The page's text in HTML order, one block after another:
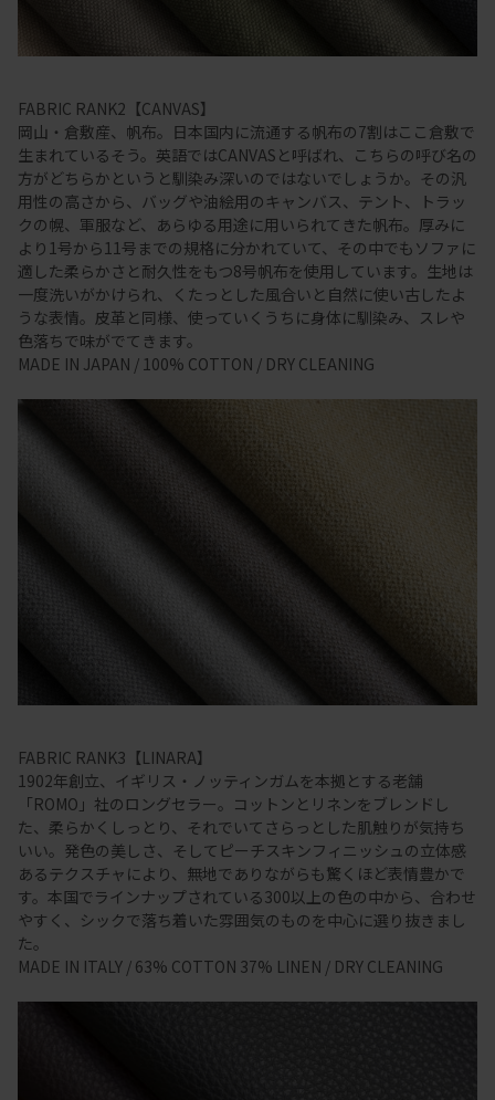
FABRIC RANK2【CANVAS】
岡山・倉敷産、帆布。日本国内に流通する帆布の7割はここ倉敷で
生まれているそう。英語ではCANVASと呼ばれ、こちらの呼び名の
方がどちらかというと馴染み深いのではないでしょうか。その汎
用性の高さから、バッグや油絵用のキャンバス、テント、トラッ
クの幌、軍服など、あらゆる用途に用いられてきた帆布。厚みに
より1号から11号までの規格に分かれていて、その中でもソファに
適した柔らかさと耐久性をもつ8号帆布を使用しています。生地は
一度洗いがかけられ、くたっとした風合いと自然に使い古したよ
うな表情。皮革と同様、使っていくうちに身体に馴染み、スレや
色落ちで味がでてきます。
MADE IN JAPAN / 100% COTTON / DRY CLEANING
FABRIC RANK3【LINARA】
1902年創立、イギリス・ノッティンガムを本拠とする老舗
「ROMO」社のロングセラー。コットンとリネンをブレンドし
た、柔らかくしっとり、それでいてさらっとした肌触りが気持ち
いい。発色の美しさ、そしてピーチスキンフィニッシュの立体感
あるテクスチャにより、無地でありながらも驚くほど表情豊かで
す。本国でラインナップされている300以上の色の中から、合わせ
やすく、シックで落ち着いた雰囲気のものを中心に選り抜きまし
た。
MADE IN ITALY / 63% COTTON 37% LINEN / DRY CLEANING